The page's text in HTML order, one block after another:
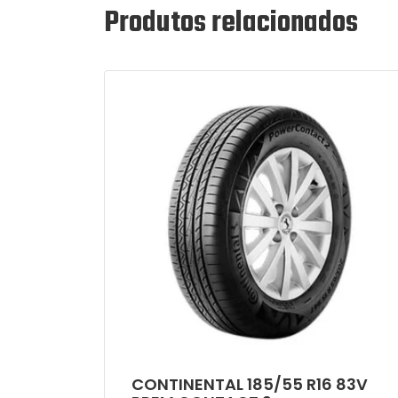
Produtos relacionados
CONTINENTAL 185/55 R16 83V